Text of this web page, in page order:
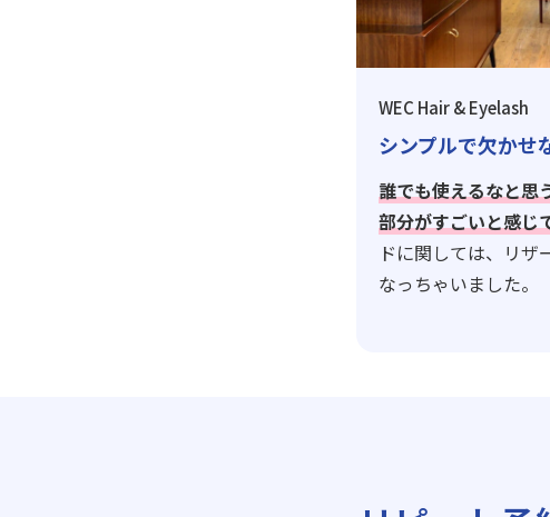
WEC Hair & Eyelash
シンプルで欠かせ
誰でも使えるなと思
部分がすごいと感じ
ドに関しては、リザ
なっちゃいました。